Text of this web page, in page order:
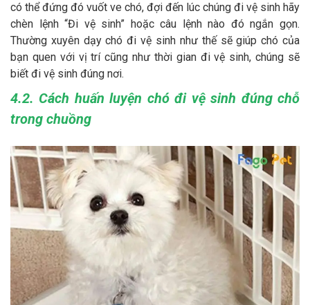
có thể đứng đó vuốt ve chó, đợi đến lúc chúng đi vệ sinh hãy
chèn lệnh “Đi vệ sinh” hoặc câu lệnh nào đó ngắn gọn.
Thường xuyên dạy chó đi vệ sinh như thế sẽ giúp chó của
bạn quen với vị trí cũng như thời gian đi vệ sinh, chúng sẽ
biết đi vệ sinh đúng nơi.
4.2. Cách huấn luyện chó đi vệ sinh đúng chỗ
trong chuồng